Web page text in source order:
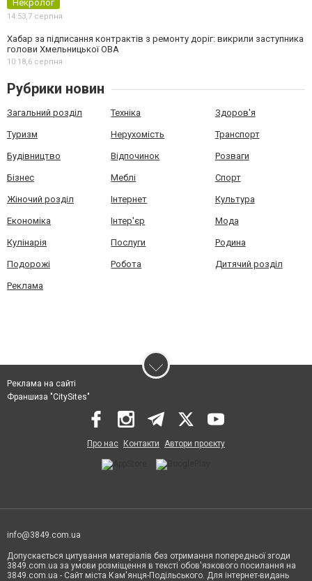
Некролог
14:53,7 серпня
Хабар за підписання контрактів з ремонту доріг: викрили заступника
голови Хмельницької ОВА
10:18,6 серпня
Рубрики новин
Загальний розділ Техніка Здоров'я
Туризм Нерухомість Транспорт
Будівництво Відпочинок Розваги
Бізнес Меблі Спорт
Жіночий розділ Інтернет Культура
Економіка Інтер'єр Мода
Кулінарія Послуги Родина
Подорожі Робота Дитячий розділ
Реклама
Реклама на сайті
Франшиза "CitySites"
Про нас Контакти Автори проєкту
info@3849.com.ua
Допускається цитування матеріалів без отримання попередньої згоди
3849.com.ua за умови розміщення в тексті обов'язкового посилання на
3849.com.ua - Сайт міста Кам'янця-Подільського. Для інтернет-видань